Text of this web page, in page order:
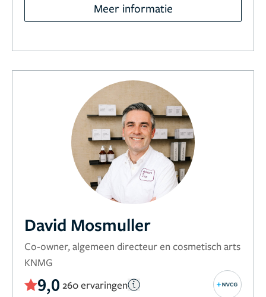
Meer informatie
David Mosmuller
Co-owner, algemeen directeur en cosmetisch arts
KNMG
9,0 260 ervaringen